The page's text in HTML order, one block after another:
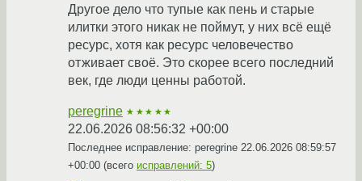
Другое дело что тупые как пень и старые
илитки этого никак не поймут, у них всё ещё
ресурс, хотя как ресурс человечество
отживает своё. Это скорее всего последний
век, где люди ценны работой.
peregrine ★★★★★
22.06.2026 08:56:32 +00:00
Последнее исправление: peregrine 22.06.2026 08:59:57
+00:00 (всего исправлений: 5)